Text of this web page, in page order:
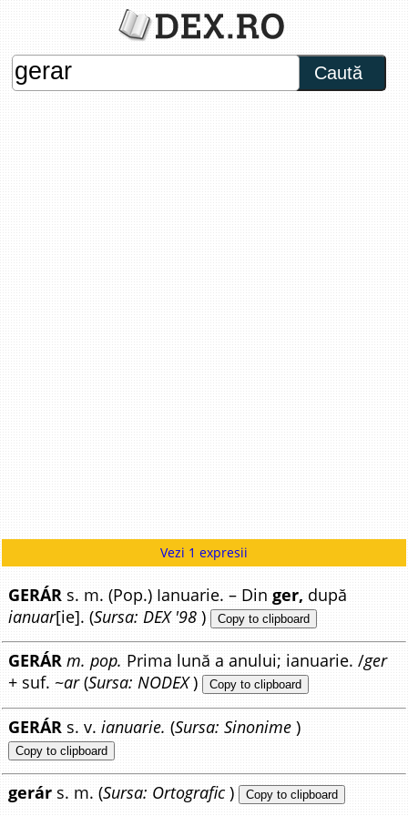
Caută
Vezi 1 expresii
GERÁR s. m. (Pop.) Ianuarie. – Dinger, după
ianuar[ie]. (Sursa: DEX '98 ) Copy to clipboard
GERÁR m. pop. Prima lună a anului; ianuarie. /ger
+ suf. ~ar(Sursa: NODEX) Copy to clipboard
GERÁR s. v.ianuarie. (Sursa: Sinonime )
Copy to clipboard
gerár s. m. (Sursa: Ortografic ) Copy to clipboard